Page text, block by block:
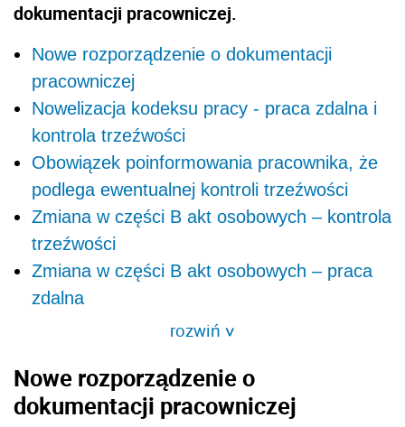
dokumentacji pracowniczej.
Nowe rozporządzenie o dokumentacji
pracowniczej
Nowelizacja kodeksu pracy - praca zdalna i
kontrola trzeźwości
Obowiązek poinformowania pracownika, że
podlega ewentualnej kontroli trzeźwości
Zmiana w części B akt osobowych – kontrola
trzeźwości
Zmiana w części B akt osobowych – praca
zdalna
rozwiń>
Nowe rozporządzenie o
dokumentacji pracowniczej